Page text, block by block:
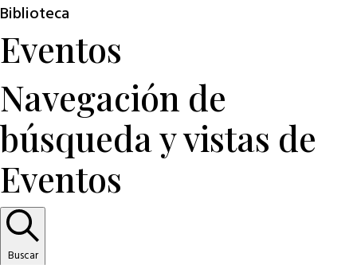
Biblioteca
Eventos
Navegación de
búsqueda y vistas de
Eventos
Buscar